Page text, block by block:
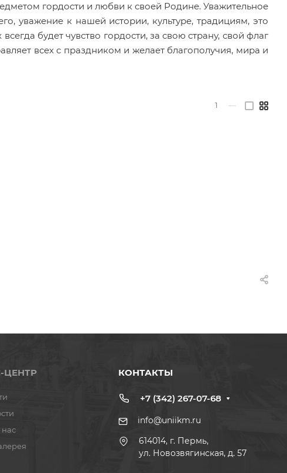
гордости и любви к своей Родине. Уважительное
уважение к нашей истории, культуре, традициям, это
будет чувство гордости, за свою страну, свой флаг
всех с праздником и желает благополучия, мира и
1 —
ЦЕНТР КОНТАКТЫ
+7 (342) 267-07-68
info@uniikm.ru
614014, г. Пермь,
ул. Новозвягинская, д. 57